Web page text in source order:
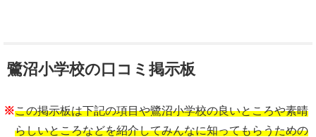
鷺沼小学校の口コミ掲示板
※この掲示板は下記の項目や鷺沼小学校の良いところや素晴
らしいところなどを紹介してみんなに知ってもらうための